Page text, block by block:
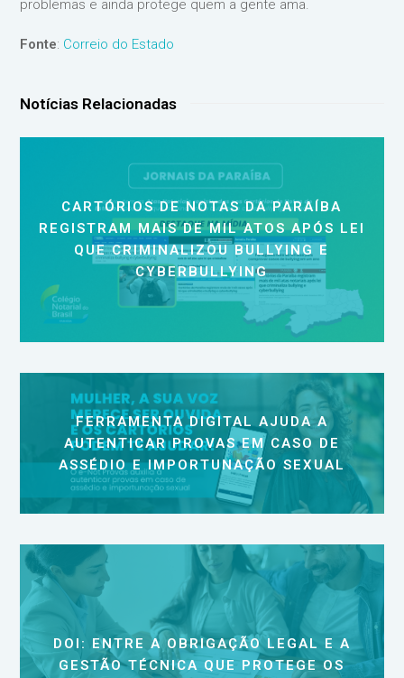
problemas e ainda protege quem a gente ama.
Fonte: Correio do Estado
Notícias Relacionadas
CARTÓRIOS DE NOTAS DA PARAÍBA
REGISTRAM MAIS DE MIL ATOS APÓS LEI
QUE CRIMINALIZOU BULLYING E
CYBERBULLYING
FERRAMENTA DIGITAL AJUDA A
AUTENTICAR PROVAS EM CASO DE
ASSÉDIO E IMPORTUNAÇÃO SEXUAL
DOI: ENTRE A OBRIGAÇÃO LEGAL E A
GESTÃO TÉCNICA QUE PROTEGE OS